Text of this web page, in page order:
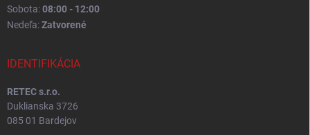
Sobota:08:00 - 12:00
Nedeľa:Zatvorené
IDENTIFIKÁCIA
RETEC s.r.o.
Duklianska 3726
085 01 Bardejov